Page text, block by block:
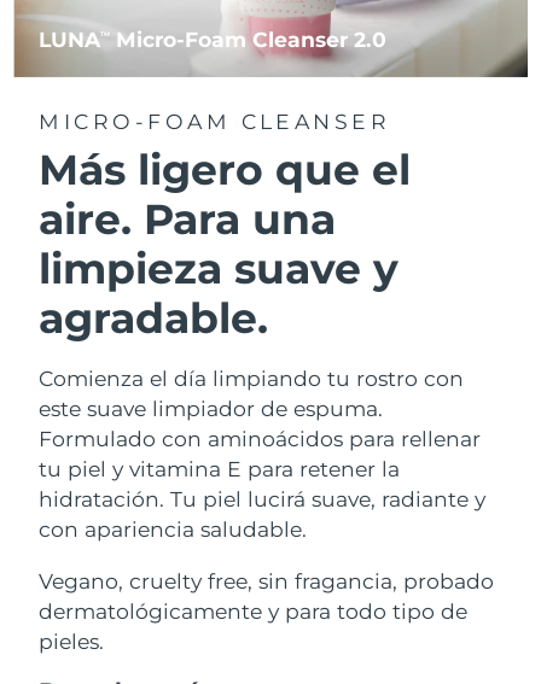
LUNATM Micro-Foam Cleanser 2.0
MICRO-FOAM CLEANSER
Más ligero que el
aire. Para una
limpieza suave y
agradable.
Comienza el día limpiando tu rostro con
este suave limpiador de espuma.
Formulado con aminoácidos para rellenar
tu piel y vitamina E para retener la
hidratación. Tu piel lucirá suave, radiante y
con apariencia saludable.
Vegano, cruelty free, sin fragancia, probado
dermatológicamente y para todo tipo de
pieles.